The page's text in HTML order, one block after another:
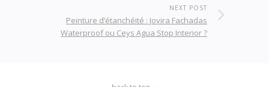
NEXT POST
Peinture d’étanchéité : Jovira Fachadas
Waterproof ou Ceys Agua Stop Interior ?